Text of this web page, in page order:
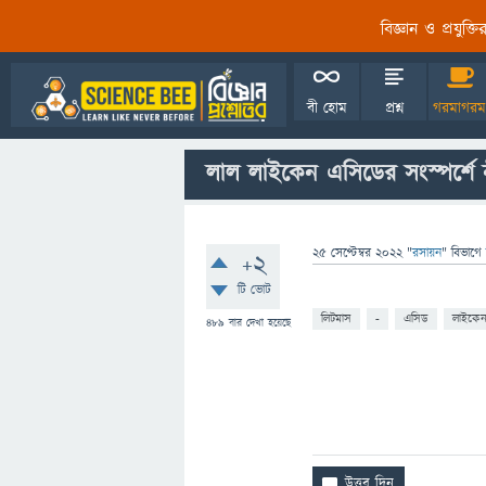
বিজ্ঞান ও
বী হোম প্রশ্ন
লাল লাইকেন এসিডের
+2
টি ভোট
489 বার দেখা হয়েছে
25 সেপ্টেম্বর 2022 "রসায়ন" বিভাগে
লিটমাস - এসিড লাইকেন